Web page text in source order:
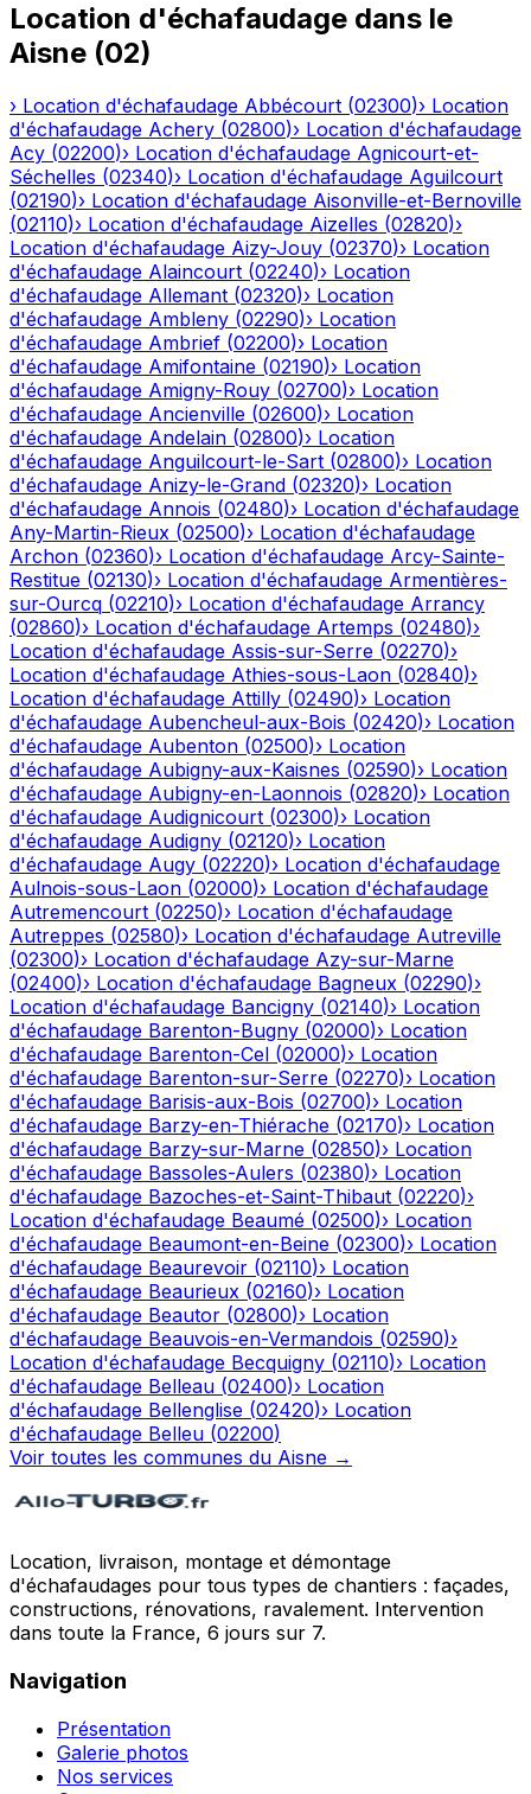
Location d'échafaudage dans le
Aisne (02)
› Location d'échafaudage Abbécourt (02300)› Location
d'échafaudage Achery (02800)› Location d'échafaudage
Acy (02200)› Location d'échafaudage Agnicourt-et-
Séchelles (02340)› Location d'échafaudage Aguilcourt
(02190)› Location d'échafaudage Aisonville-et-Bernoville
(02110)› Location d'échafaudage Aizelles (02820)›
Location d'échafaudage Aizy-Jouy (02370)› Location
d'échafaudage Alaincourt (02240)› Location
d'échafaudage Allemant (02320)› Location
d'échafaudage Ambleny (02290)› Location
d'échafaudage Ambrief (02200)› Location
d'échafaudage Amifontaine (02190)› Location
d'échafaudage Amigny-Rouy (02700)› Location
d'échafaudage Ancienville (02600)› Location
d'échafaudage Andelain (02800)› Location
d'échafaudage Anguilcourt-le-Sart (02800)› Location
d'échafaudage Anizy-le-Grand (02320)› Location
d'échafaudage Annois (02480)› Location d'échafaudage
Any-Martin-Rieux (02500)› Location d'échafaudage
Archon (02360)› Location d'échafaudage Arcy-Sainte-
Restitue (02130)› Location d'échafaudage Armentières-
sur-Ourcq (02210)› Location d'échafaudage Arrancy
(02860)› Location d'échafaudage Artemps (02480)›
Location d'échafaudage Assis-sur-Serre (02270)›
Location d'échafaudage Athies-sous-Laon (02840)›
Location d'échafaudage Attilly (02490)› Location
d'échafaudage Aubencheul-aux-Bois (02420)› Location
d'échafaudage Aubenton (02500)› Location
d'échafaudage Aubigny-aux-Kaisnes (02590)› Location
d'échafaudage Aubigny-en-Laonnois (02820)› Location
d'échafaudage Audignicourt (02300)› Location
d'échafaudage Audigny (02120)› Location
d'échafaudage Augy (02220)› Location d'échafaudage
Aulnois-sous-Laon (02000)› Location d'échafaudage
Autremencourt (02250)› Location d'échafaudage
Autreppes (02580)› Location d'échafaudage Autreville
(02300)› Location d'échafaudage Azy-sur-Marne
(02400)› Location d'échafaudage Bagneux (02290)›
Location d'échafaudage Bancigny (02140)› Location
d'échafaudage Barenton-Bugny (02000)› Location
d'échafaudage Barenton-Cel (02000)› Location
d'échafaudage Barenton-sur-Serre (02270)› Location
d'échafaudage Barisis-aux-Bois (02700)› Location
d'échafaudage Barzy-en-Thiérache (02170)› Location
d'échafaudage Barzy-sur-Marne (02850)› Location
d'échafaudage Bassoles-Aulers (02380)› Location
d'échafaudage Bazoches-et-Saint-Thibaut (02220)›
Location d'échafaudage Beaumé (02500)› Location
d'échafaudage Beaumont-en-Beine (02300)› Location
d'échafaudage Beaurevoir (02110)› Location
d'échafaudage Beaurieux (02160)› Location
d'échafaudage Beautor (02800)› Location
d'échafaudage Beauvois-en-Vermandois (02590)›
Location d'échafaudage Becquigny (02110)› Location
d'échafaudage Belleau (02400)› Location
d'échafaudage Bellenglise (02420)› Location
d'échafaudage Belleu (02200)
Voir toutes les communes du Aisne →
Location, livraison, montage et démontage
d'échafaudages pour tous types de chantiers : façades,
constructions, rénovations, ravalement. Intervention
dans toute la France, 6 jours sur 7.
Navigation
Présentation
Galerie photos
Nos services